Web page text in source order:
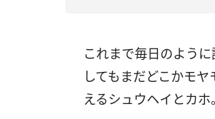
これまで毎日のよう
してもまだどこかモ
えるシュウヘイとカホ。